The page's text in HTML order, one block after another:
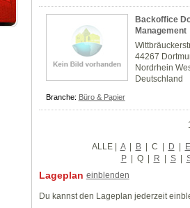
Backoffice
Management
44267
Nordrhein
Deutschland
Branche: Büro & Papier
ALLE| A | B | C | D | E
P | Q | R | S |
Lageplan einblenden
Du kannst den Lageplan jederzeit